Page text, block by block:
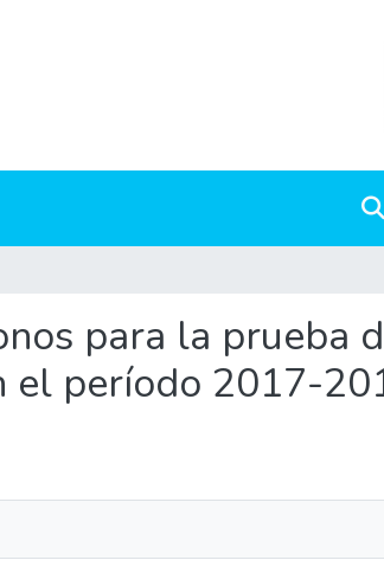
para la prueba
el período 2017-